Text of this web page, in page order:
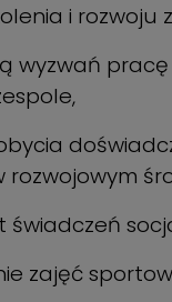
i rozwoju
wyzwań
zajęć